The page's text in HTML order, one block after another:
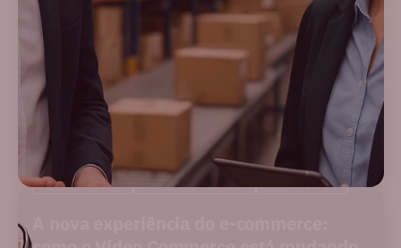
NOVIDADES PERFORMANCE SOLUÇÕES